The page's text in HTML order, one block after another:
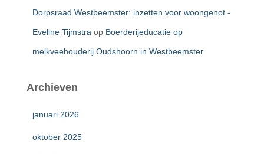
Dorpsraad Westbeemster: inzetten voor woongenot -
Eveline Tijmstra op Boerderijeducatie op
melkveehouderij Oudshoorn in Westbeemster
Archieven
januari 2026
oktober 2025